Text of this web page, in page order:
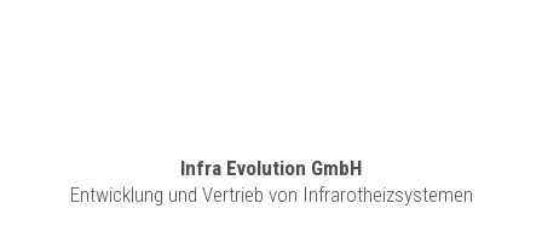
Infra Evolution GmbH
Entwicklung und Vertrieb von Infrarotheizsystemen